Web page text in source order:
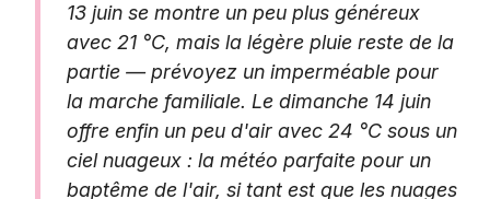
88 - Vosges
Choisir mes départements
13 juin se montre un peu plus généreux
avec 21 °C, mais la légère pluie reste de la
partie — prévoyez un imperméable pour
la marche familiale. Le dimanche 14 juin
offre enfin un peu d'air avec 24 °C sous un
ciel nuageux : la météo parfaite pour un
baptême de l'air, si tant est que les nuages